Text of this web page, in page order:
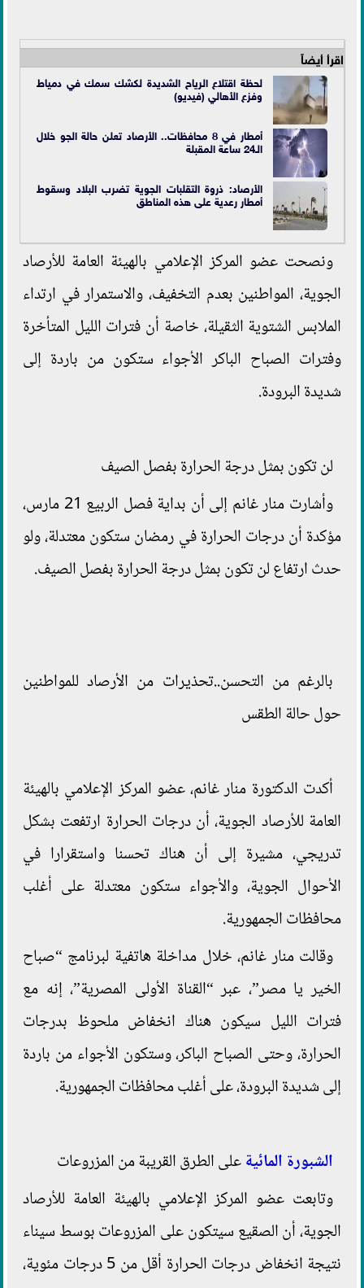
اقرأ أيضاً
لحظة اقتلاع الرياح الشديدة لكشك سمك في دمياط
وفزع الأهالي (فيديو)
أمطار في 8 محافظات.. الأرصاد تعلن حالة الجو خلال
الـ24 ساعة المقبلة
الأرصاد: ذروة التقلبات الجوية تضرب البلاد وسقوط
أمطار رعدية على هذه المناطق
ونصحت عضو المركز الإعلامي بالهيئة العامة للأرصاد
الجوية، المواطنين بعدم التخفيف، والاستمرار في ارتداء
الملابس الشتوية الثقيلة، خاصة أن فترات الليل المتأخرة
وفترات الصباح الباكر الأجواء ستكون من باردة إلى
شديدة البرودة.
لن تكون بمثل درجة الحرارة بفصل الصيف
وأشارت منار غانم إلى أن بداية فصل الربيع 21 مارس،
مؤكدة أن درجات الحرارة في رمضان ستكون معتدلة، ولو
حدث ارتفاع لن تكون بمثل درجة الحرارة بفصل الصيف.
بالرغم من التحسن..تحذيرات من الأرصاد للمواطنين
حول حالة الطقس
أكدت الدكتورة منار غانم، عضو المركز الإعلامي بالهيئة
العامة للأرصاد الجوية، أن درجات الحرارة ارتفعت بشكل
تدريجي، مشيرة إلى أن هناك تحسنا واستقرارا في
الأحوال الجوية، والأجواء ستكون معتدلة على أغلب
محافظات الجمهورية.
وقالت منار غانم، خلال مداخلة هاتفية لبرنامج “صباح
الخير يا مصر”، عبر “القناة الأولى المصرية”، إنه مع
فترات الليل سيكون هناك انخفاض ملحوظ بدرجات
الحرارة، وحتى الصباح الباكر، وستكون الأجواء من باردة
إلى شديدة البرودة، على أغلب محافظات الجمهورية.
الشبورة المائيةعلى الطرق القريبة من المزروعات
وتابعت عضو المركز الإعلامي بالهيئة العامة للأرصاد
الجوية، أن الصقيع سيتكون على المزروعات بوسط سيناء
نتيجة انخفاض درجات الحرارة أقل من 5 درجات مئوية،